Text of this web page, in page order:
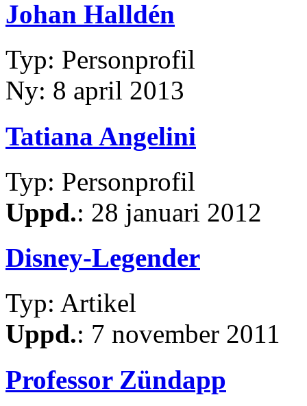
Johan Halldén
Typ: Personprofil
Ny: 8 april 2013
Tatiana Angelini
Typ: Personprofil
Uppd.: 28 januari 2012
Disney-Legender
Typ: Artikel
Uppd.: 7 november 2011
Professor Zündapp